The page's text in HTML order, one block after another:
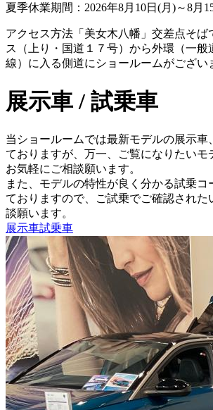
夏季休業期間：2026年8月10日(月)～8月
アクセス方法 「美女木八幡」交差点そ
ス（上り・国道１７号）から外環（一般
線）に入る側道にショールームがござい
展示車 / 試乗車
当ショールームでは最新モデルの展示車
ておりますが、万一、ご覧になりたいモ
お気軽にご相談願います。
また、モデルの特性が良く分かる試乗コ
ておりますので、ご試乗でご確認された
談願います。
展示車試乗車